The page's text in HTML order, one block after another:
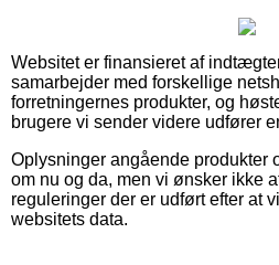
Websitet er finansieret af
samarbejder med forskellige
forretningernes produkter, og
brugere vi sender videre udfører
Oplysninger angående produkter
om nu og da, men vi ønsker ikke
reguleringer der er udført efter at
websitets data.